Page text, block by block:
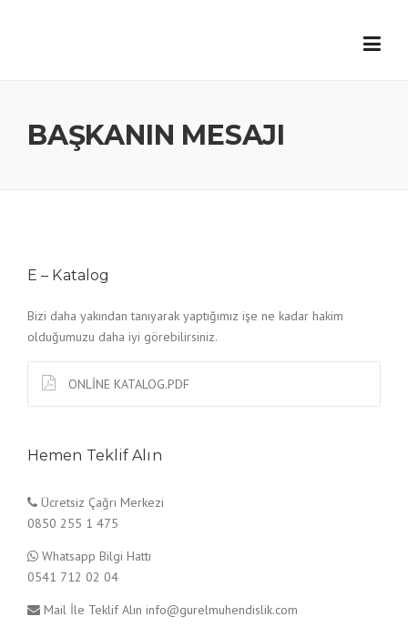
BAŞKANIN MESAJI
E – Katalog
Bizi daha yakından tanıyarak yaptığımız işe ne kadar hakim
olduğumuzu daha iyi görebilirsiniz.
ONLİNE KATALOG.PDF
Hemen Teklif Alın
Ücretsiz Çağrı Merkezi
0850 255 1 475
Whatsapp Bilgi Hattı
0541 712 02 04
Mail İle Teklif Alın info@gurelmuhendislik.com